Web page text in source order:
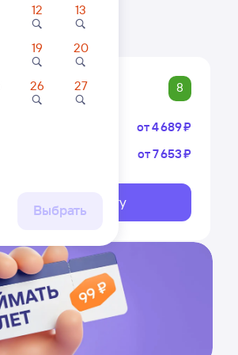
8
от4 ⁠689 ⁠₽
от7 ⁠653 ⁠₽
Выберите дату
12 13
19 20
26 27
Выбрать